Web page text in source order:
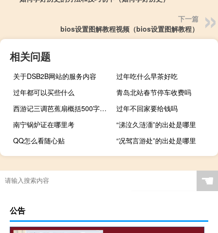
下一篇
bios设置图解教程视频（bios设置图解教程）
相关问题
关于DSB2B网站的服务内容
过年吃什么早茶好吃
过年都可以买些什么
青岛北站春节停车收费吗
西游记三调芭蕉扇概括500字（西游记三调芭蕉扇概括）
过年不回家要给钱吗
南宁锅炉证在哪里考
“涕泣久涟洏”的出处是哪里
QQ怎么看随心贴
“况驾言游处”的出处是哪里
过年零食怎么保护嗓子
☚
公告